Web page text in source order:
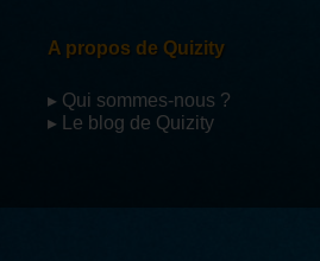
A propos de Quizity
▸ Qui sommes-nous ?
▸ Le blog de Quizity